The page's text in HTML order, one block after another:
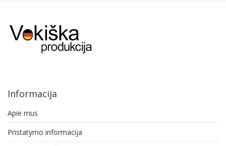
Informacija
Apie mus
Pristatymo informacija